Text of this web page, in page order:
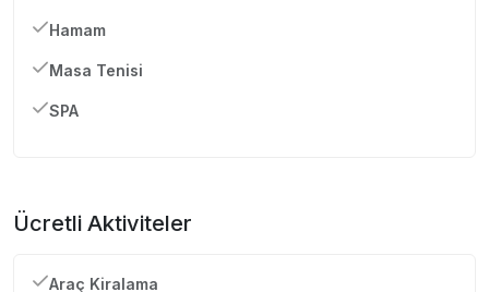
Hamam
Masa Tenisi
SPA
Ücretli Aktiviteler
Araç Kiralama